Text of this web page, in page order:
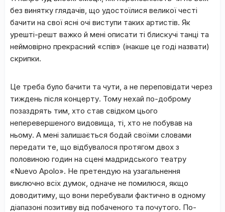
без винятку глядачів, що удостоїлися великої честі
бачити на свої ясні очі виступи таких артистів. Як
урешті-решт важко й мені описати ті блискучі танці та
неймовірно прекрасний «спів» (інакше це годі назвати)
скрипки.
Це треба було бачити та чути, а не переповідати через
тиждень після концерту. Тому нехай по-доброму
позаздрять тим, хто став свідком цього
неперевершеного видовища, ті, хто не побував на
ньому. А мені залишається бодай своїми словами
передати те, що відбувалося протягом двох з
половиною годин на сцені мадридського театру
«Nuevo Apolo». Не претендую на узагальнення
виключно всіх думок, одначе не помилюся, якщо
доводитиму, що вони перебували фактично в одному
діапазоні позитиву від побаченого та почутого. По-